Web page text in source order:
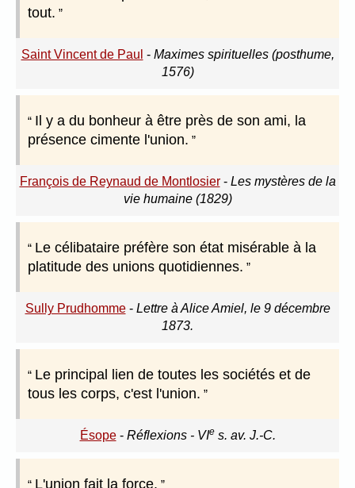
tout.
Saint Vincent de Paul - Maximes spirituelles (posthume,
1576)
Il y a du bonheur à être près de son ami, la
présence cimente l'union.
François de Reynaud de Montlosier- Les mystères de la
vie humaine (1829)
Le célibataire préfère son état misérable à la
platitude des unions quotidiennes.
Sully Prudhomme- Lettre à Alice Amiel, le 9 décembre
1873.
Le principal lien de toutes les sociétés et de
tous les corps, c'est l'union.
Ésope- Réflexions - VIes. av. J.-C.
L'union fait la force.